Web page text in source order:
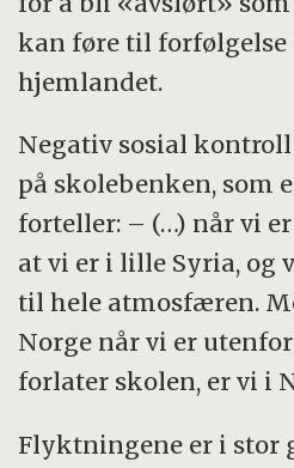
kan føre til
hjemlandet.
Negativ sosial
på skolebenken, som
forteller: – (…) når vi
at vi er i lille Syria, og
til hele atmosfæren.
Norge når vi er
forlater skolen, er vi i
Flyktningene er i stor